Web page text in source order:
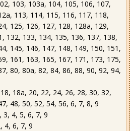
103, 103а, 104, 105, 106, 107,
113, 114, 115, 116, 117, 118,
125, 126, 127, 128, 128а, 129,
132, 133, 134, 135, 136, 137, 138,
145, 146, 147, 148, 149, 150, 151,
161, 163, 165, 167, 171, 173, 175,
80, 80а, 82, 84, 86, 88, 90, 92, 94,
18а, 20, 22, 24, 26, 28, 30, 32,
48, 50, 52, 54, 56, 6, 7, 8, 9
3, 4, 5, 6, 7, 9
4, 6, 7, 9